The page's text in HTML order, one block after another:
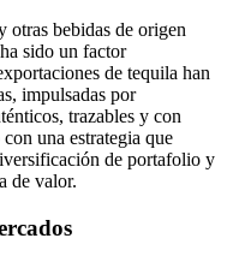
otras bebidas de origen
sido un factor
de tequila han
impulsadas por
trazables y con
una estrategia que
de portafolio y
de valor.